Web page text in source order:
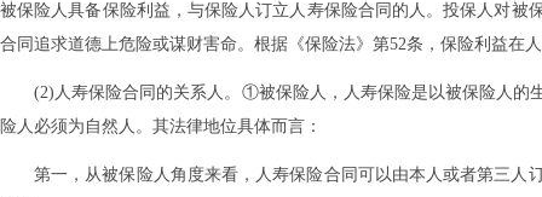
被保险人具备保险利益，与保险人订立人寿保险合同的人。投保人对
合同追求道德上危险或谋财害命。根据《保险法》第52条，保险利益在
(2)人寿保险合同的关系人。①被保险人，人寿保险是以被保险人的
险人必须为自然人。其法律地位具体而言：
第一，从被保险人角度来看，人寿保险合同可以由本人或者第三